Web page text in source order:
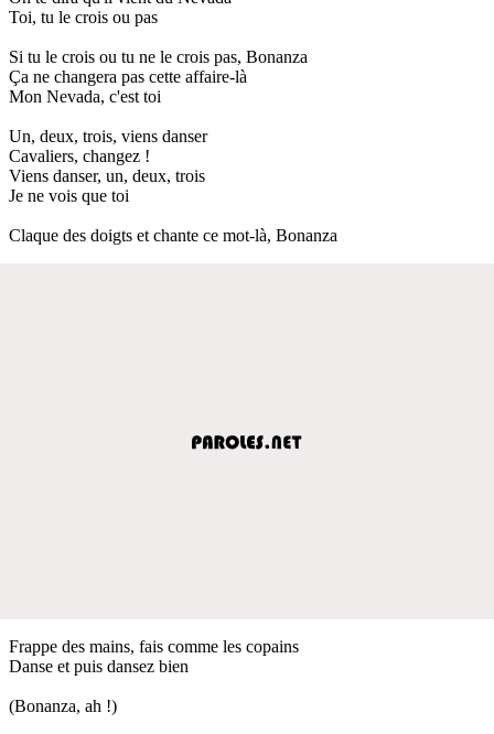
Toi, tu le crois ou pas
Si tu le crois ou tu ne le crois pas, Bonanza
Ça ne changera pas cette affaire-là
Mon Nevada, c'est toi
Un, deux, trois, viens danser
Cavaliers, changez !
Viens danser, un, deux, trois
Je ne vois que toi
Claque des doigts et chante ce mot-là, Bonanza
Frappe des mains, fais comme les copains
Danse et puis dansez bien
(Bonanza, ah !)